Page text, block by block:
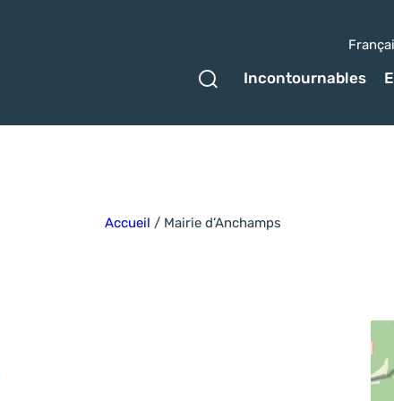
Ouvrir le formulaire
Incontournables
Accueil / Mairie d’Anchamps